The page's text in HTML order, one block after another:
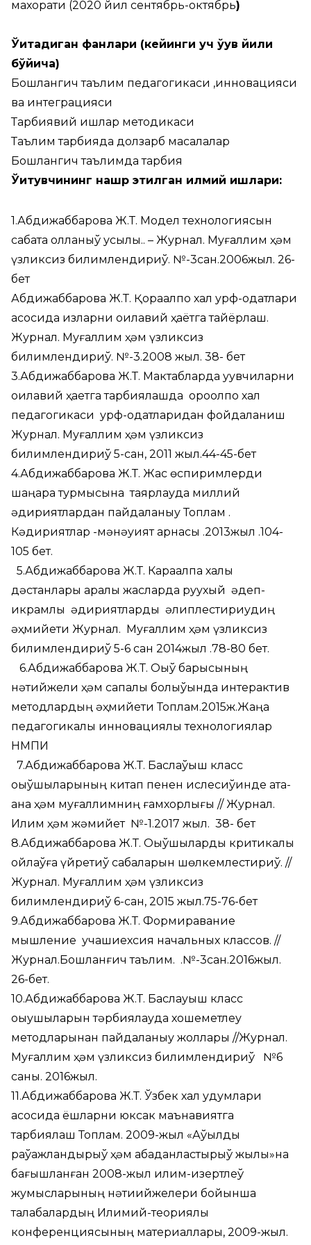
махорати (2020 йил сентябрь-октябрь)
Ўқитадиган фанлари (кейинги уч ўқув йили
бўйича)
Бошлангич таълим педагогикаси ,инновацияси
ва интеграцияси
Тарбиявий ишлар методикаси
Таълим тарбияда долзарб масалалар
Бошлангич таълимда тарбия
Ўқитувчининг нашр этилган илмий ишлари:
1.Абдижаббарова Ж.Т. Модел технологиясын
сабақта қолланыў усылы.. – Журнал. Муғаллим ҳәм
үзликсиз билимлендириў. №-3сан.2006жыл. 26-
бет
Абдижаббарова Ж.Т. Қорақалпоқ халқ урф-одатлари
асосида қизларни оилавий ҳаётга тайёрлаш.
Журнал. Муғаллим ҳәм үзликсиз
билимлендириў. №-3.2008 жыл. 38- бет
3.Абдижаббарова Ж.Т. Мактабларда уқувчиларни
оилавий ҳаетга тарбиялашда қороқолпоқ халқ
педагогикаси урф-одатларидан фойдаланиш
Журнал. Муғаллим ҳәм үзликсиз
билимлендириў 5-сан, 2011 жыл.44-45-бет
4.Абдижаббарова Ж.Т. Жас өспиримлерди
шаңарақ турмысына таярлауда миллий
қәдириятлардан пайдаланыу Топлам .
Кәдириятлар -мәнәуият арнасы .2013жыл .104-
105 бет.
5.Абдижаббарова Ж.Т. Карақалпақ халық
дәстанлары арқалы жасларда руухый әдеп-
икрамлық қәдириятларды қәлиплестириудиң
әҳмийети Журнал. Муғаллим ҳәм үзликсиз
билимлендириў 5-6 сан 2014жыл .78-80 бет.
6.Абдижаббарова Ж.Т. Оқыў барысының
нәтийжели ҳәм сапалы болыўында интерактив
методлардың әҳмийети Топлам.2015ж.Жаңа
педагогикалық инновациялық технологиялар
НМПИ
7.Абдижаббарова Ж.Т. Баслаўыш класс
оқыўшыларының китап пенен ислесиўинде ата-
ана ҳәм муғаллимниң ғамхорлығы // Журнал.
Илим ҳәм жәмийет №-1.2017 жыл. 38- бет
8.Абдижаббарова Ж.Т. Оқыўшыларды критикалық
ойлаўға үйретиў сабақларын шөлкемлестириў. //
Журнал. Муғаллим ҳәм үзликсиз
билимлендириў 6-сан, 2015 жыл.75-76-бет
9.Абдижаббарова Ж.Т. Формиравание
мышление учашиехсия начальных классов. //
Журнал.Бошланғич таълим. .№-3сан.2016жыл.
26-бет.
10.Абдижаббарова Ж.Т. Баслауыш класс
оқыушыларын тәрбиялауда хошеметлеу
методларынан пайдаланыу жоллары //Журнал.
Муғаллим ҳәм үзликсиз билимлендириў №6
саны. 2016жыл.
11.Абдижаббарова Ж.Т. Ўзбек халқ удумлари
асосида ёшларни юксак маънавиятга
тарбиялаш Топлам. 2009-жыл «Аўылды
раўажландырыў ҳәм абаданластырыў жылы»на
бағышланған 2008-жыл илим-изертлеў
жумысларының нәтиийжелери бойынша
талабалардың Илимий-теориялық
конференциясының материаллары, 2009-жыл.